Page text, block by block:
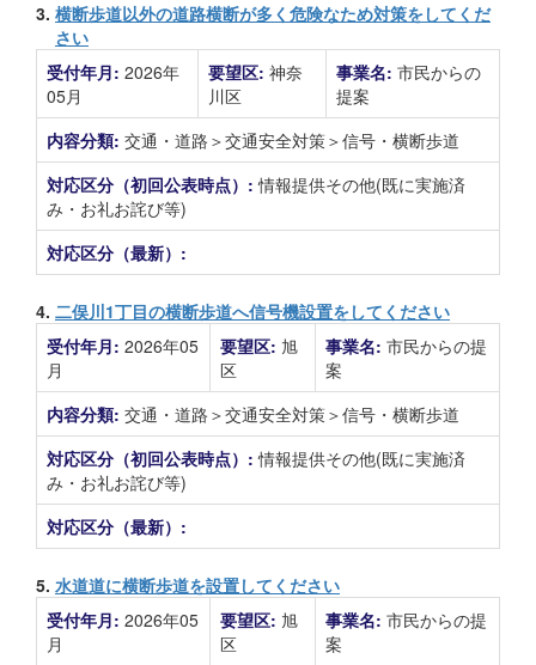
3. 横断歩道以外の道路横断が多く危険なため対策をしてくだ
さい
受付年月: 2026年
05月
要望区: 神奈
川区
事業名: 市民からの
提案
内容分類: 交通・道路＞交通安全対策＞信号・横断歩道
対応区分（初回公表時点）:情報提供その他(既に実施済
み・お礼お詫び等)
対応区分（最新）:
4. 二俣川1丁目の横断歩道へ信号機設置をしてください
受付年月: 2026年05
月
要望区: 旭
区
事業名: 市民からの提
案
内容分類: 交通・道路＞交通安全対策＞信号・横断歩道
対応区分（初回公表時点）:情報提供その他(既に実施済
み・お礼お詫び等)
対応区分（最新）:
5. 水道道に横断歩道を設置してください
受付年月: 2026年05
月
要望区: 旭
区
事業名: 市民からの提
案